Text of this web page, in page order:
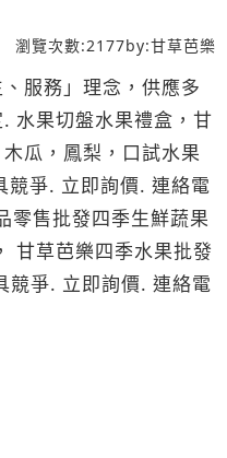
瀏覽次數:2177by:甘草芭樂
服務」理念，供應多
瓜，鳳梨，口試水果
售批發四季生鮮蔬果
. 連絡電